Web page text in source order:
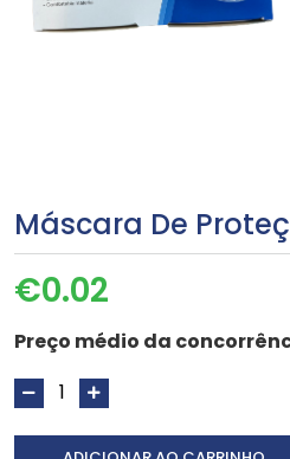
Máscara De
€0.02
Preço médio da